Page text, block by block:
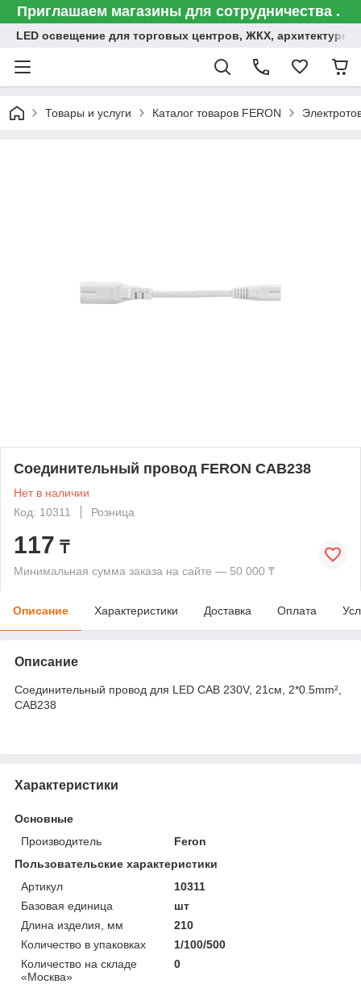
Приглашаем магазины для сотрудничества .
LED освещение для торговых центров, ЖКХ,
Товары и услуги Каталог товаров FERON
Соединительный провод FERON CAB238
Нет в наличии
Код: 10311
Розница
117 ₸
Минимальная сумма заказа на сайте — 50 000 ₸
Описание Характеристики Доставка Оплата
Описание
Соединительный провод для LED CAB 230V, 21см, 2*0.5mm²,
CAB238
Характеристики
Основные
Производитель
Feron
Пользовательские характеристики
Артикул
10311
Базовая единица
шт
Длина изделия, мм
210
Количество в упаковках
1/100/500
Количество на складе
«Москва»
0